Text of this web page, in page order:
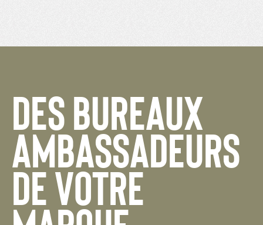
DES BUREAUX
AMBASSADEURS
DE VOTRE